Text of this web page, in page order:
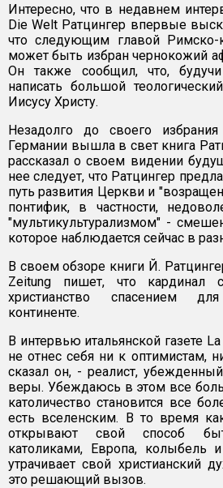
Интересно, что в недавнем
Die Welt Ратцингер впервые
что следующим главой Римско-
может быть избран чернокожий
Он также сообщил, что,
написать большой
Иисусу Христу.
Незадолго до своего
Германии вышла в свет книга
рассказал о своем видении
нее следует, что Ратцингер
путь развития Церкви и
понтифик, в частности,
"мультикультурализмом" -
которое наблюдается сейчас в
В своем обзоре книги Й.
Zeitung пишет, что кардинал
христианство спасением
континенте.
В интервью итальянской газете
не отнес себя ни к оптимистам,
сказал он, - реалист,
веры. Убеждаюсь в этом все
католичество становится все
есть вселенским. В то время
открывают свой способ
католиками, Европа, колыбель
утрачивает свой христианский
это решающий вызов.